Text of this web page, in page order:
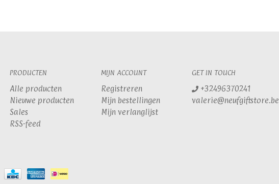
PRODUCTEN
Alle producten
Nieuwe producten
Sales
RSS-feed
MIJN ACCOUNT
Registreren
Mijn bestellingen
Mijn verlanglijst
GET IN TOUCH
+32496370241
valerie@neufgiftstore.be